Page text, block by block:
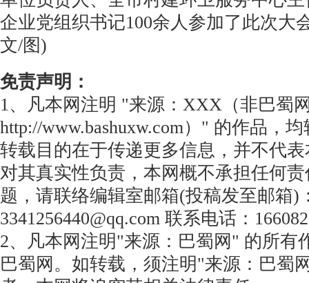
企业党组织书记100余人参加了此次大
文/图)
免责声明：
1、凡本网注明 "来源：XXX（非巴蜀
http://www.bashuxw.com）" 的作品，
转载目的在于传递更多信息，并不代
对其真实性负责，本网概不承担任何
题，请联络编辑室邮箱(投稿发至邮箱)
3341256440@qq.com 联系电话：
2、凡本网注明"来源：巴蜀网" 的所有
巴蜀网。如转载，须注明"来源：巴蜀